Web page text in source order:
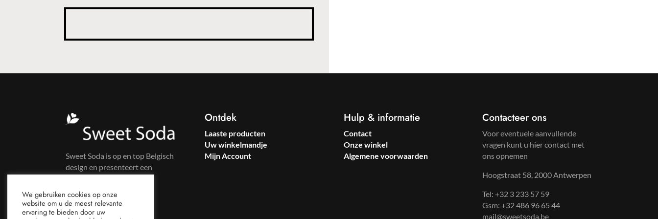
Sweet Soda is op en top Belgisch
design en presenteert een
zelfbewuste vrouwen.
Ontdek
Laaste producten
Uw winkelmandje
Mijn Account
Hulp & informatie
Contact
Onze winkel
Algemene voorwaarden
Contacteer ons
Voor eventuele aanvullende
vragen kunt u hier contact met
ons opnemen
Hoogstraat 58, 2000 Antwerpen
Tel: +32 3 233 57 59
Gsm: +32 486 96 65 44
mail@sweetsoda.be
We gebruiken cookies op onze
website om u de meest relevante
ervaring te bieden door uw